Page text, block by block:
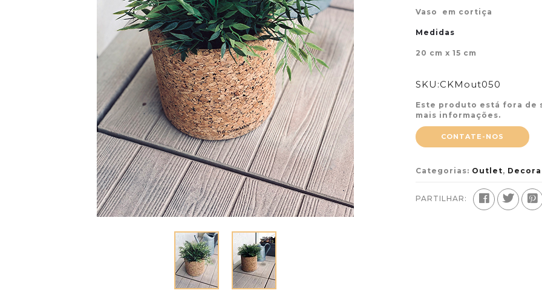
Vaso em cortiça
Medidas
20 cm x 15 cm
SKU:CKMout050
Este produto está fora de
mais informações.
CONTATE-NOS
Categorias: Outlet,
PARTILHAR: